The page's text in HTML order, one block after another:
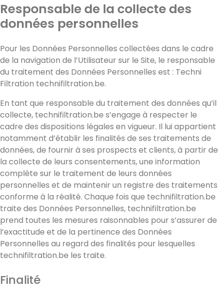
Responsable de la collecte des
données personnelles
Pour les Données Personnelles collectées dans le cadre
de la navigation de l’Utilisateur sur le Site, le responsable
du traitement des Données Personnelles est : Techni
Filtration technifiltration.be.
En tant que responsable du traitement des données qu’il
collecte, technifiltration.be s’engage à respecter le
cadre des dispositions légales en vigueur. Il lui appartient
notamment d’établir les finalités de ses traitements de
données, de fournir à ses prospects et clients, à partir de
la collecte de leurs consentements, une information
complète sur le traitement de leurs données
personnelles et de maintenir un registre des traitements
conforme à la réalité. Chaque fois que technifiltration.be
traite des Données Personnelles, technifiltration.be
prend toutes les mesures raisonnables pour s’assurer de
l’exactitude et de la pertinence des Données
Personnelles au regard des finalités pour lesquelles
technifiltration.be les traite.
Finalité